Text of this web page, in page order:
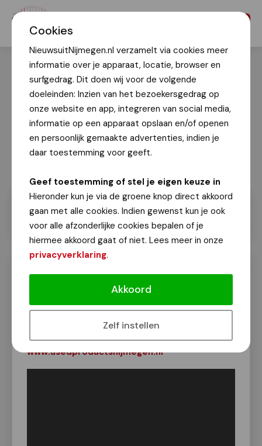
Cookies
NieuwsuitNijmegen.nl verzamelt via cookies meer
informatie over je apparaat, locatie, browser en
surfgedrag. Dit doen wij voor de volgende
doeleinden: Inzien van het bezoekersgedrag op
onze website en app, integreren van social media,
informatie op een apparaat opslaan en/of openen
en persoonlijk gemaakte advertenties, indien je
daar toestemming voor geeft.
Geef toestemming of stel je eigen keuze in
Hieronder kun je via de groene knop direct akkoord
gaan met alle cookies. Indien gewenst kun je ook
voor alle afzonderlijke cookies bepalen of je
hiermee akkoord gaat of niet. Lees meer in onze
privacyverklaring.
Akkoord
Zelf instellen
Used Products wenst iedereen een
gezond en gelukkig 2026!
Van onze redactie
www.usedproductsnijmegen.nl